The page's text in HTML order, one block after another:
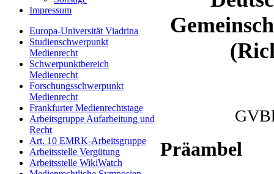
Impressum
Europa-Universität Viadrina
Studienschwerpunkt
Medienrecht
Schwerpunktbereich
Medienrecht
Forschungsschwerpunkt
Medienrecht
Frankfurter Medienrechtstage
Arbeitsgruppe Aufarbeitung und
Recht
Art. 10 EMRK-Arbeitsgruppe
Arbeitsstelle Vergütung
Arbeitsstelle WikiWatch
Präambel